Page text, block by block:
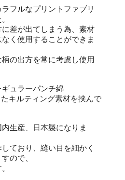
フルなプリントファブリ
差が出てしまう為、素材
く使用することができま
の出方を常に考慮し使用
ュラーパンチ綿
たキルティング素材を挟んで
生産、日本製になりま
ており、縫い目を細かく
ので、